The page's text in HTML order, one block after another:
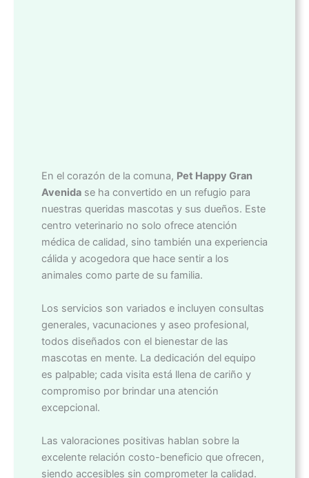
En el corazón de la comuna, Pet Happy Gran
Avenida se ha convertido en un refugio para
nuestras queridas mascotas y sus dueños. Este
centro veterinario no solo ofrece atención
médica de calidad, sino también una experiencia
cálida y acogedora que hace sentir a los
animales como parte de su familia.
Los servicios son variados e incluyen consultas
generales, vacunaciones y aseo profesional,
todos diseñados con el bienestar de las
mascotas en mente. La dedicación del equipo
es palpable; cada visita está llena de cariño y
compromiso por brindar una atención
excepcional.
Las valoraciones positivas hablan sobre la
excelente relación costo-beneficio que ofrecen,
siendo accesibles sin comprometer la calidad.